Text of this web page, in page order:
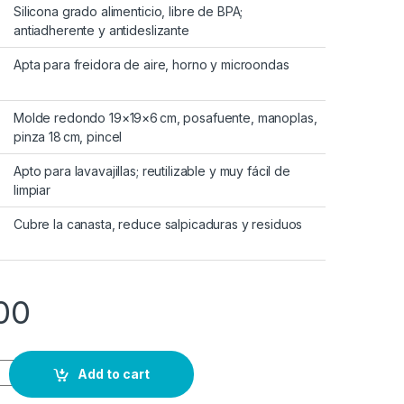
Silicona grado alimenticio, libre de BPA;
antiadherente y antideslizante
Apta para freidora de aire, horno y microondas
Molde redondo 19×19×6 cm, posafuente, manoplas,
pinza 18 cm, pincel
Apto para lavavajillas; reutilizable y muy fácil de
limpiar
Cubre la canasta, reduce salpicaduras y residuos
Add to cart